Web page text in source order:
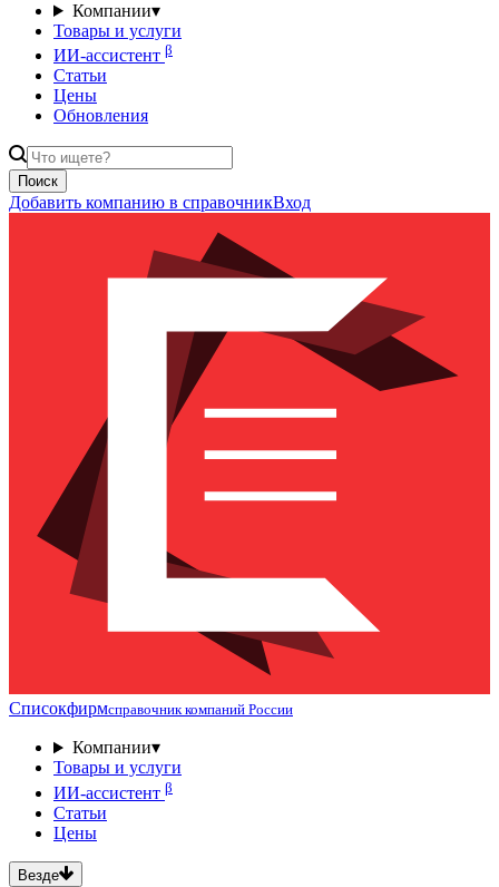
Компании▾
Товары и услуги
ИИ-ассистент β
Статьи
Цены
Обновления
Поиск
Добавить компанию в справочникВход
Списокфирмсправочник компаний России
Компании▾
Товары и услуги
ИИ-ассистент β
Статьи
Цены
Везде